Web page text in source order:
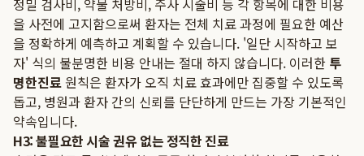
정밀 검사비, 약물 처방비, 주사 시술비 등 각 항목에 대한 비용
을 사전에 고지함으로써 환자는 전체 치료 과정에 필요한 예산
을 정확하게 예측하고 계획할 수 있습니다. '일단 시작하고 보
자' 식의 불분명한 비용 안내는 절대 하지 않습니다. 이러한 투
명한진료 원칙은 환자가 오직 치료 효과에만 집중할 수 있도록
돕고, 병원과 환자 간의 신뢰를 단단하게 만드는 가장 기본적인
약속입니다.
H3: 불필요한 시술 권유 없는 정직한 진료